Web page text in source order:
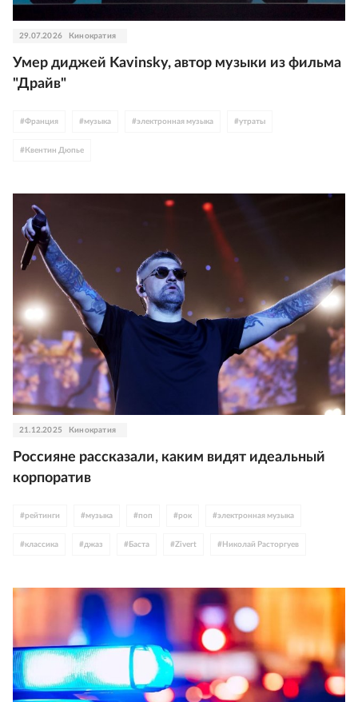
29.07.2026 Кинократия
Умер диджей Kavinsky, автор музыки из фильма
"Драйв"
#Франция #музыка #электронная музыка #утраты
# Квентин Дюпье
21.12.2025 Кинократия
Россияне рассказали, каким видят идеальный
корпоратив
#рейтинги #музыка #поп #рок #электронная музыка
#классика # джаз # Баста #Zivert # Николай Расторгуев
Андрей Губин